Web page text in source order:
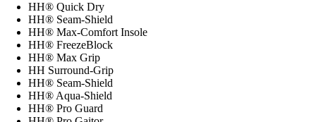
HH® Quick Dry
HH® Seam-Shield
HH® Max-Comfort Insole
HH® FreezeBlock
HH® Max Grip
HH Surround-Grip
HH® Seam-Shield
HH® Aqua-Shield
HH® Pro Guard